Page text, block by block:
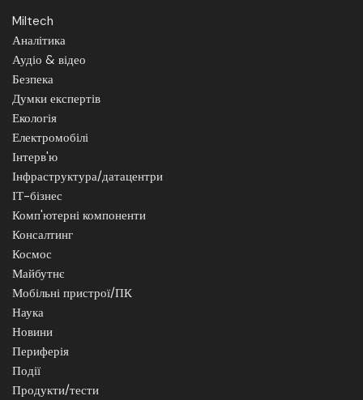
Miltech
Аналітика
Аудіо & відео
Безпека
Думки експертів
Екологія
Електромобілі
Інтерв'ю
Інфраструктура/датацентри
ІТ-бізнес
Комп'ютерні компоненти
Консалтинг
Космос
Майбутнє
Мобільні пристрої/ПК
Наука
Новини
Периферія
Події
Продукти/тести